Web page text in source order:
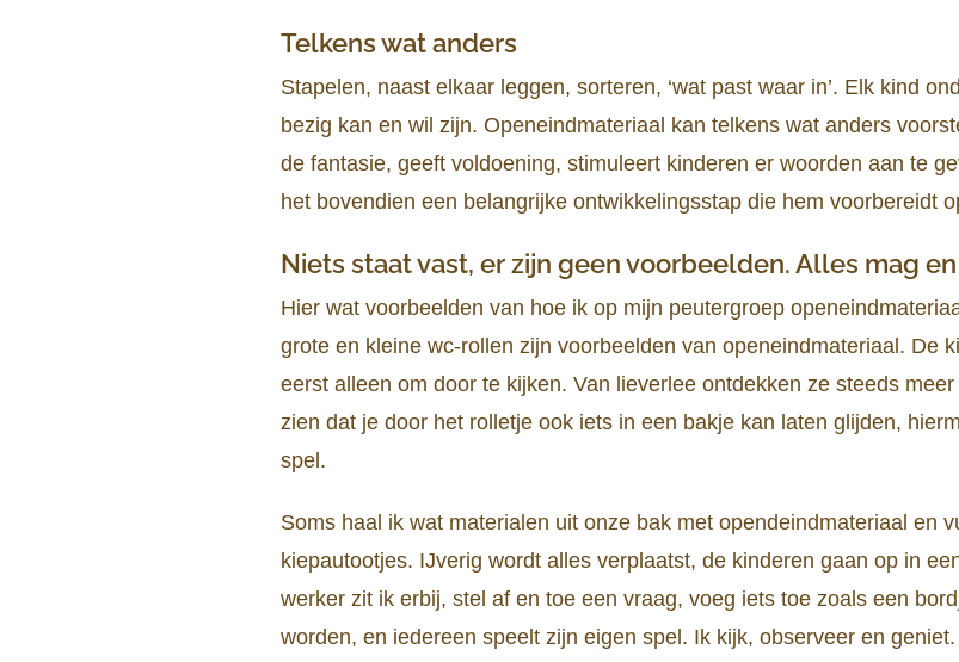
Telkens wat anders
Stapelen, naast elkaar leggen, sorteren, ‘wat past waar in’. Elk kind
bezig kan en wil zijn. Openeindmateriaal kan telkens wat anders
de fantasie, geeft voldoening, stimuleert kinderen er woorden aan te
het bovendien een belangrijke ontwikkelingsstap die hem voorbereidt
Niets staat vast, er zijn geen voorbeelden. Alles mag
Hier wat voorbeelden van hoe ik op mijn peutergroep
grote en kleine wc-rollen zijn voorbeelden van openeindmateriaal. De
eerst alleen om door te kijken. Van lieverlee ontdekken ze steeds
zien dat je door het rolletje ook iets in een bakje kan laten glijden,
spel.
Soms haal ik wat materialen uit onze bak met opendeindmateriaal en
kiepautootjes. IJverig wordt alles verplaatst, de kinderen gaan op in
werker zit ik erbij, stel af en toe een vraag, voeg iets toe zoals een
worden, en iedereen speelt zijn eigen spel. Ik kijk, observeer en geniet.